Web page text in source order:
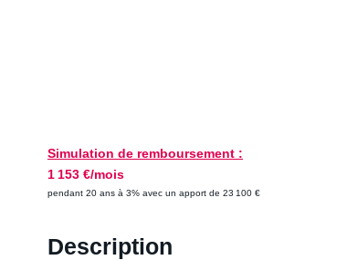
Simulation de remboursement :
1 153 €/mois
pendant 20 ans à 3% avec un apport de 23 100 €
Description